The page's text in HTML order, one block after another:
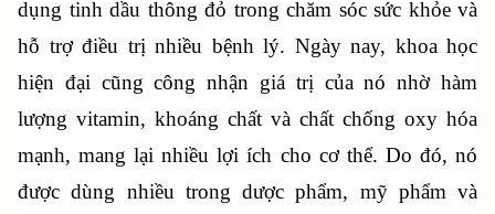
dụng tinh dầu thông đỏ trong chăm sóc sức khỏe và
hỗ trợ điều trị nhiều bệnh lý. Ngày nay, khoa học
hiện đại cũng công nhận giá trị của nó nhờ hàm
lượng vitamin, khoáng chất và chất chống oxy hóa
mạnh, mang lại nhiều lợi ích cho cơ thể. Do đó, nó
được dùng nhiều trong dược phẩm, mỹ phẩm và